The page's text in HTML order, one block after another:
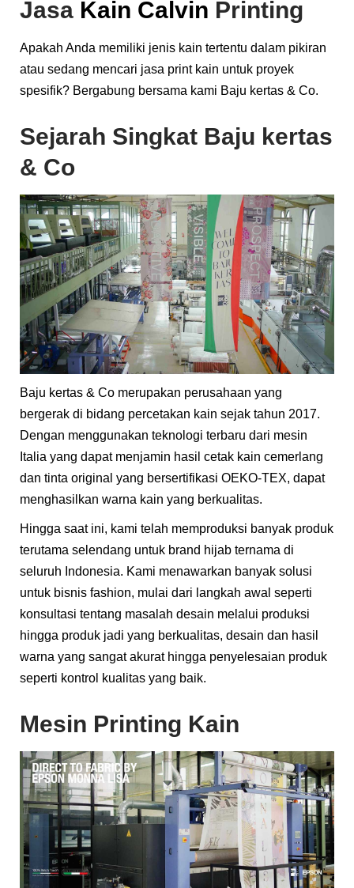
Jasa Kain Calvin Printing
Apakah Anda memiliki jenis kain tertentu dalam pikiran
atau sedang mencari jasa print kain untuk proyek
spesifik? Bergabung bersama kami Baju kertas & Co.
Sejarah Singkat Baju kertas
& Co
Baju kertas & Co merupakan perusahaan yang
bergerak di bidang percetakan kain sejak tahun 2017.
Dengan menggunakan teknologi terbaru dari mesin
Italia yang dapat menjamin hasil cetak kain cemerlang
dan tinta original yang bersertifikasi OEKO-TEX, dapat
menghasilkan warna kain yang berkualitas.
Hingga saat ini, kami telah memproduksi banyak produk
terutama selendang untuk brand hijab ternama di
seluruh Indonesia. Kami menawarkan banyak solusi
untuk bisnis fashion, mulai dari langkah awal seperti
konsultasi tentang masalah desain melalui produksi
hingga produk jadi yang berkualitas, desain dan hasil
warna yang sangat akurat hingga penyelesaian produk
seperti kontrol kualitas yang baik.
Mesin Printing Kain